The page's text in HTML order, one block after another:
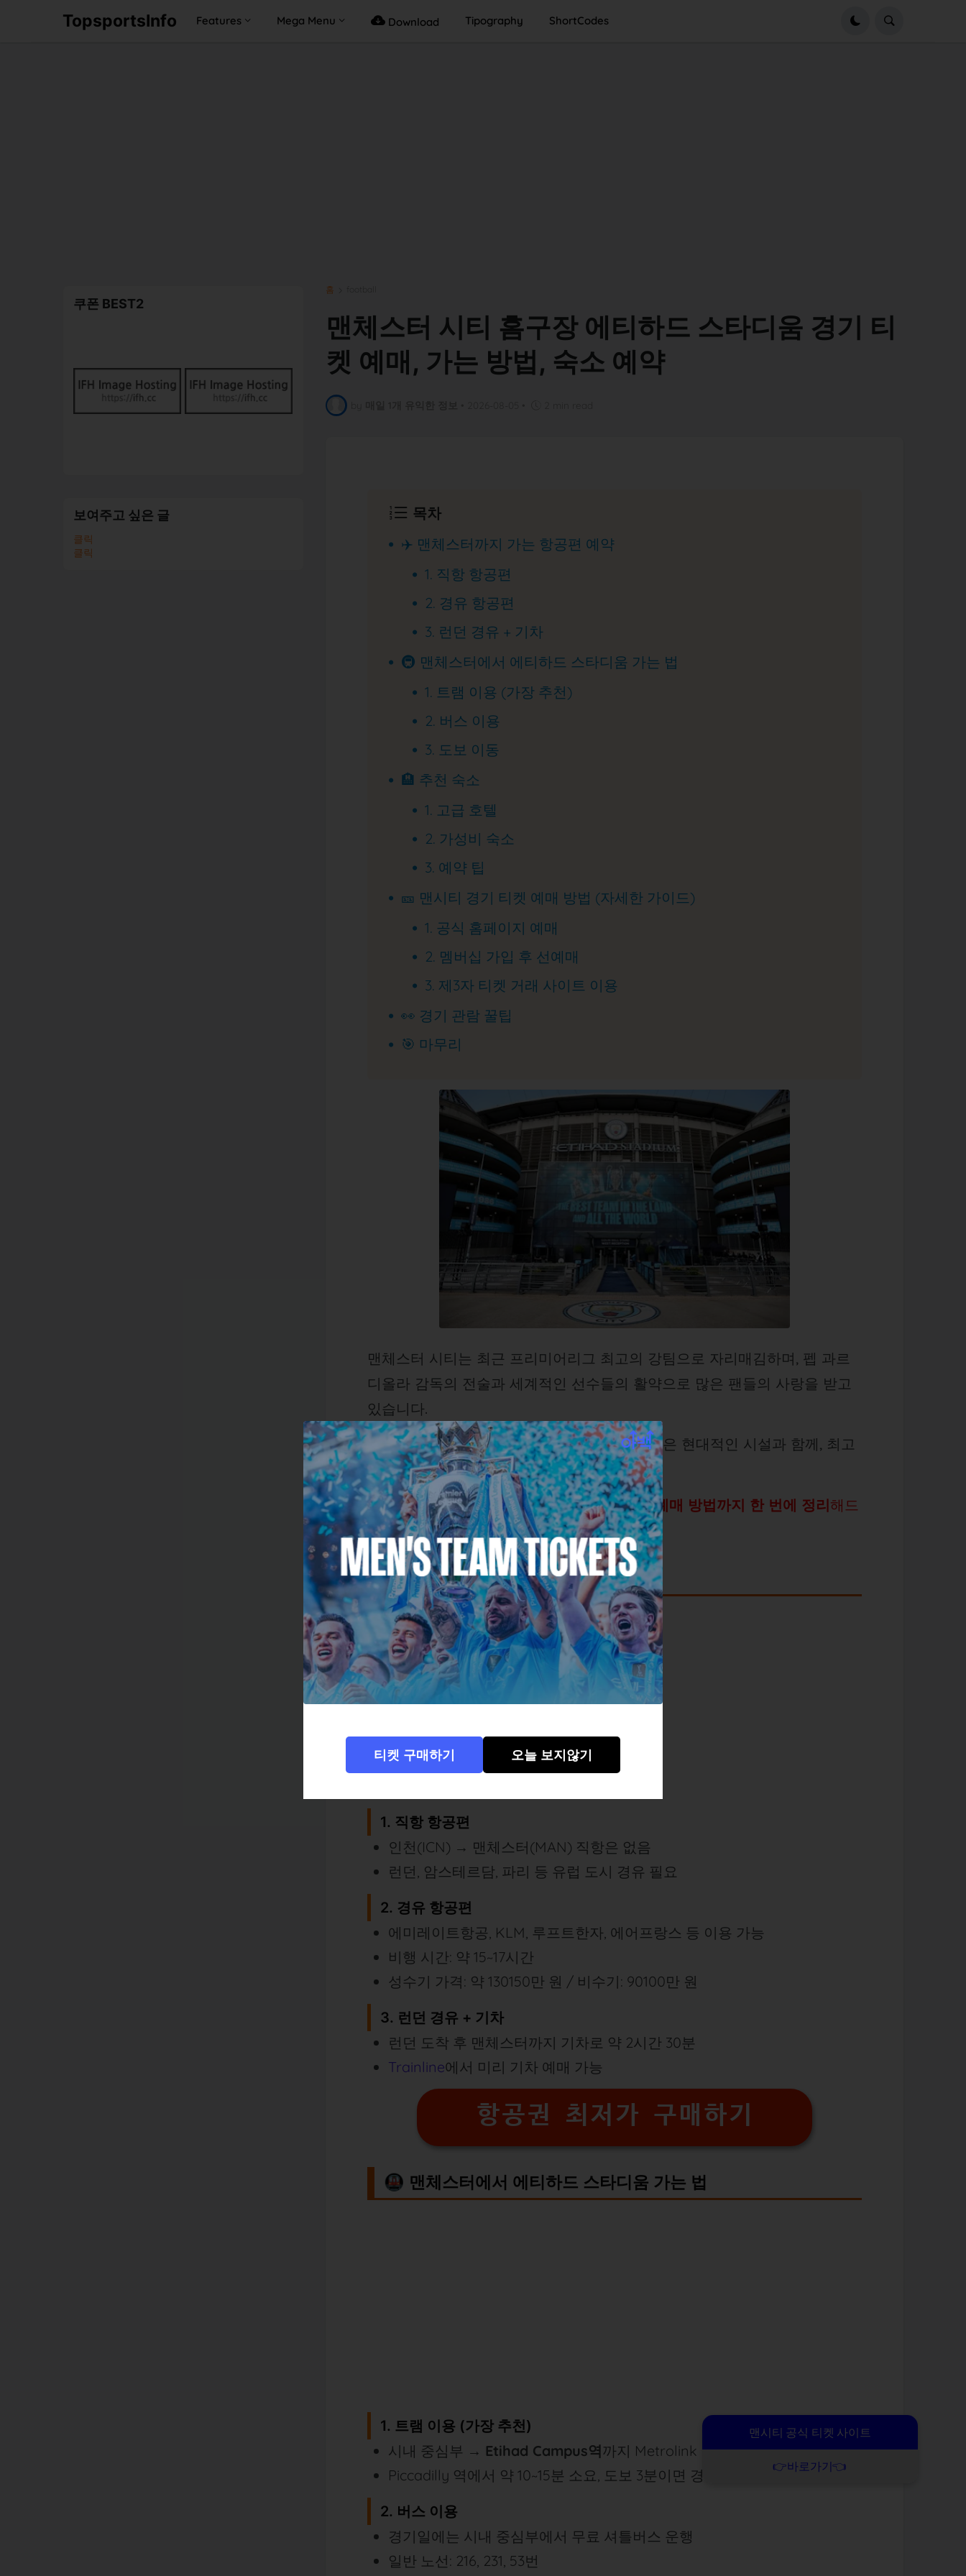
TopsportsInfo Features Mega Menu Download Tipography ShortCodes
홈
맨체스터 시티 홈구장 에티하드 스타디움 경기 티
켓 예매, 가는 방법, 숙소 예약
목차
✈️ 맨체스터까지 가는 항공편 예약
1. 직항 항공편
2. 경유 항공편
3. 런던 경유 + 기차
🚇 맨체스터에서 에티하드 스타디움 가는 법
1. 트램 이용 (가장 추천)
2. 버스 이용
3. 도보 이동
🏨 추천 숙소
1. 고급 호텔
2. 가성비 숙소
3. 예약 팁
🎫 맨시티 경기 티켓 예매 방법 (자세한 가이드)
1. 공식 홈페이지 예매
2. 멤버십 가입 후 선예매
3. 제3자 티켓 거래 사이트 이용
👀 경기 관람 꿀팁
🎯 마무리
맨체스터 시티는 최근 프리미어리그 최고의 강팀으로 자리매김하며, 펩 과르
디올라 감독의 전술과 세계적인 선수들의 활약으로 많은 팬들의 사랑을 받고
있습니다.
홈구장인에티하드 스타디움(Etihad Stadium)은 현대적인 시설과 함께, 최고
의 축구를 가까이서 경험할 수 있는 곳입니다.
이 글에서는항공편, 교통편, 추천 숙소, 티켓 예매 방법까지 한 번에 정리해드
립니다.
✈️ 맨체스터까지 가는 항공편 예약
1. 직항 항공편
인천(ICN) → 맨체스터(MAN) 직항은 없음
런던, 암스테르담, 파리 등 유럽 도시 경유 필요
2. 경유 항공편
에미레이트항공, KLM, 루프트한자, 에어프랑스 등 이용 가능
비행 시간: 약 15~17시간
성수기 가격: 약 130150만 원 / 비수기: 90100만 원
3. 런던 경유 + 기차
런던 도착 후 맨체스터까지 기차로 약 2시간 30분
Trainline에서 미리 기차 예매 가능
항공권 최저가 구매하기
🚇 맨체스터에서 에티하드 스타디움 가는 법
1. 트램 이용 (가장 추천)
시내 중심부 → Etihad Campus역 까지 Metrolink 이용
Piccadilly 역에서 약 10~15분 소요, 도보 3분이면 경기장 도착
2. 버스 이용
경기일에는 시내 중심부에서 무료 셔틀버스 운행
일반 노선: 216, 231, 53번
맨시티 공식 티켓 사이트
👉바로가기👈
티켓 구매하기 오늘 보지않기
쿠폰 BEST2
보여주고 싶은 글
클릭
클릭